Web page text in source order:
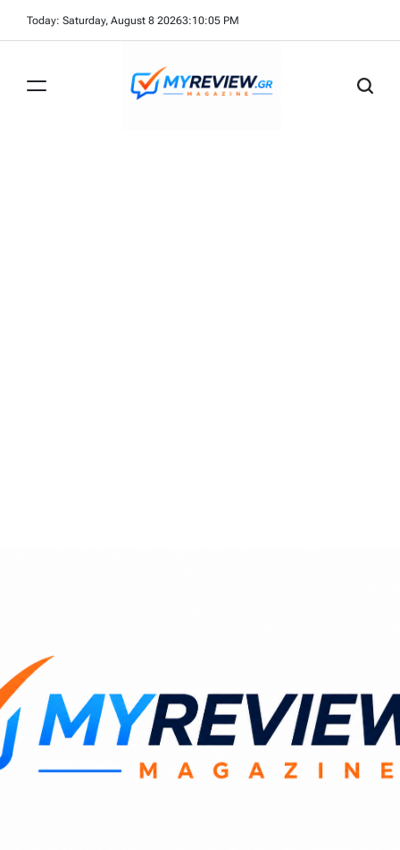
Today: Saturday, August 8 20263:10:07 PM